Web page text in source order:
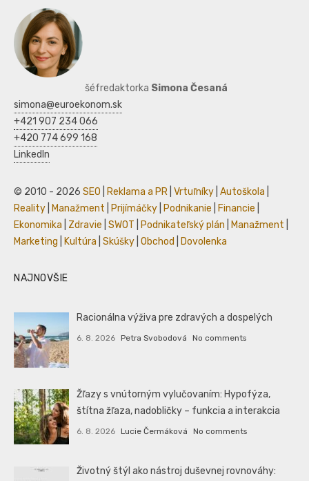
šéfredaktorka Simona Česaná
simona@euroekonom.sk
+421 907 234 066
+420 774 699 168
LinkedIn
© 2010 - 2026 SEO Reklama a PR Vrtuľníky Autoškola
Reality
Manažment Prijímáčky Podnikanie Financie
Ekonomika
Zdravie SWOT Podnikateľský plán Manažment
Marketing
Kultúra Skúšky Obchod Dovolenka
NAJNOVŠIE
Racionálna výživa pre zdravých a dospelých
6. 8. 2026 Petra Svobodová No comments
Žľazy s vnútorným vylučovaním: Hypofýza,
štítna žľaza, nadobličky – funkcia a interakcia
6. 8. 2026 Lucie Čermáková No comments
Životný štýl ako nástroj duševnej rovnováhy: